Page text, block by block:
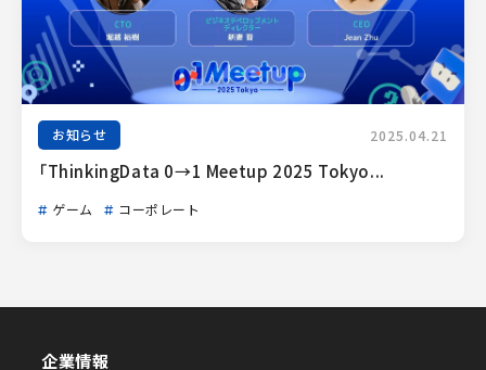
お知らせ 2025.04.21
「ThinkingData 0→1 Meetup 2025 Tokyo...
ゲーム コーポレート
企業情報